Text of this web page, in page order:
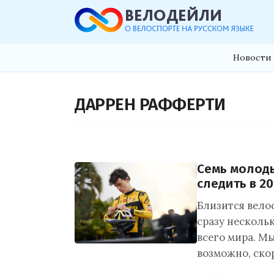
Новости
ДАРРЕН РАФФЕРТИ
Семь
следить в
Близится
сразу
всего мира.
возможно,